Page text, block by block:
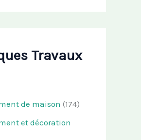
Travaux
de maison (174)
et décoration